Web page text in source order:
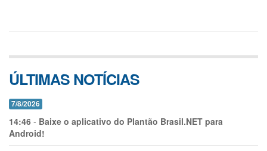
ÚLTIMAS NOTÍCIAS
7/8/2026
14:46 - Baixe o aplicativo do Plantão Brasil.NET para
Android!